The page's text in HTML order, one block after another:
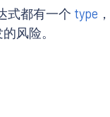
式都有一个 type
风险。